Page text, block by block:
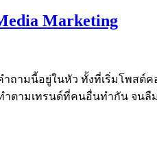
Marketing
คำถามนี้อยู่ในหัว ทั้งที่เริ่มโพ
ำตามเทรนด์ที่คนอื่นทำกัน จน